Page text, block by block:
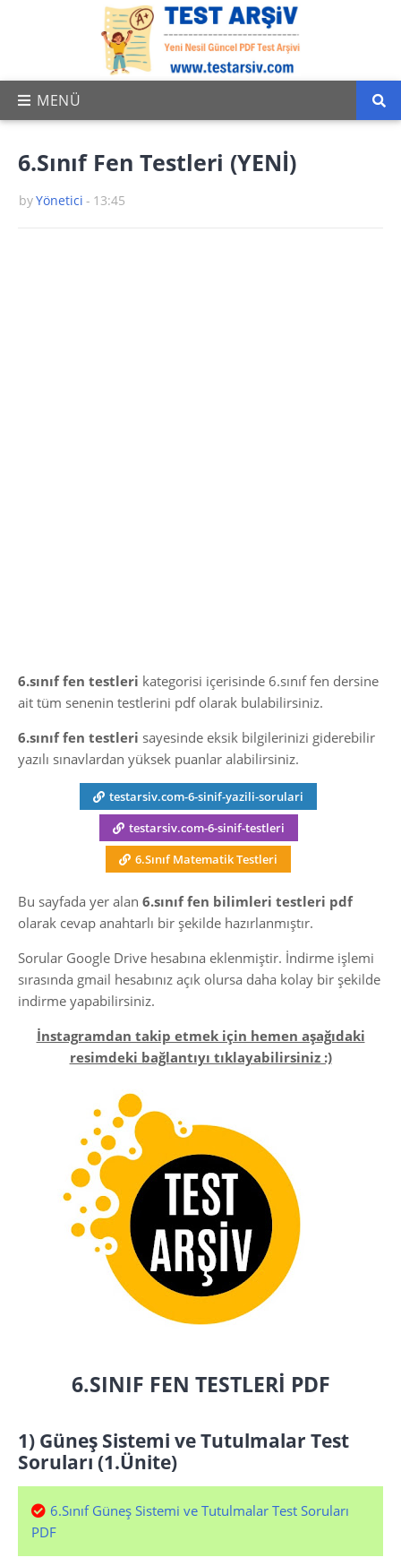
6.Sınıf Fen Testleri (YENİ)
byYönetici - 13:45
6.sınıf fen testleri kategorisi içerisinde 6.sınıf fen dersine
ait tüm senenin testlerini pdf olarak bulabilirsiniz.
6.sınıf fen testleri sayesinde eksik bilgilerinizi giderebilir
yazılı sınavlardan yüksek puanlar alabilirsiniz.
testarsiv.com-6-sinif-yazili-sorulari
testarsiv.com-6-sinif-testleri
6.Sınıf Matematik Testleri
Bu sayfada yer alan 6.sınıf fen bilimleri testleri pdf
olarak cevap anahtarlı bir şekilde hazırlanmıştır.
Sorular Google Drive hesabına eklenmiştir. İndirme işlemi
sırasında gmail hesabınız açık olursa daha kolay bir şekilde
indirme yapabilirsiniz.
İnstagramdan takip etmek için hemen aşağıdaki
resimdeki bağlantıyı tıklayabilirsiniz :)
6.SINIF FEN TESTLERİ PDF
1) Güneş Sistemi ve Tutulmalar Test
Soruları (1.Ünite)
6.Sınıf Güneş Sistemi ve Tutulmalar Test Soruları
PDF